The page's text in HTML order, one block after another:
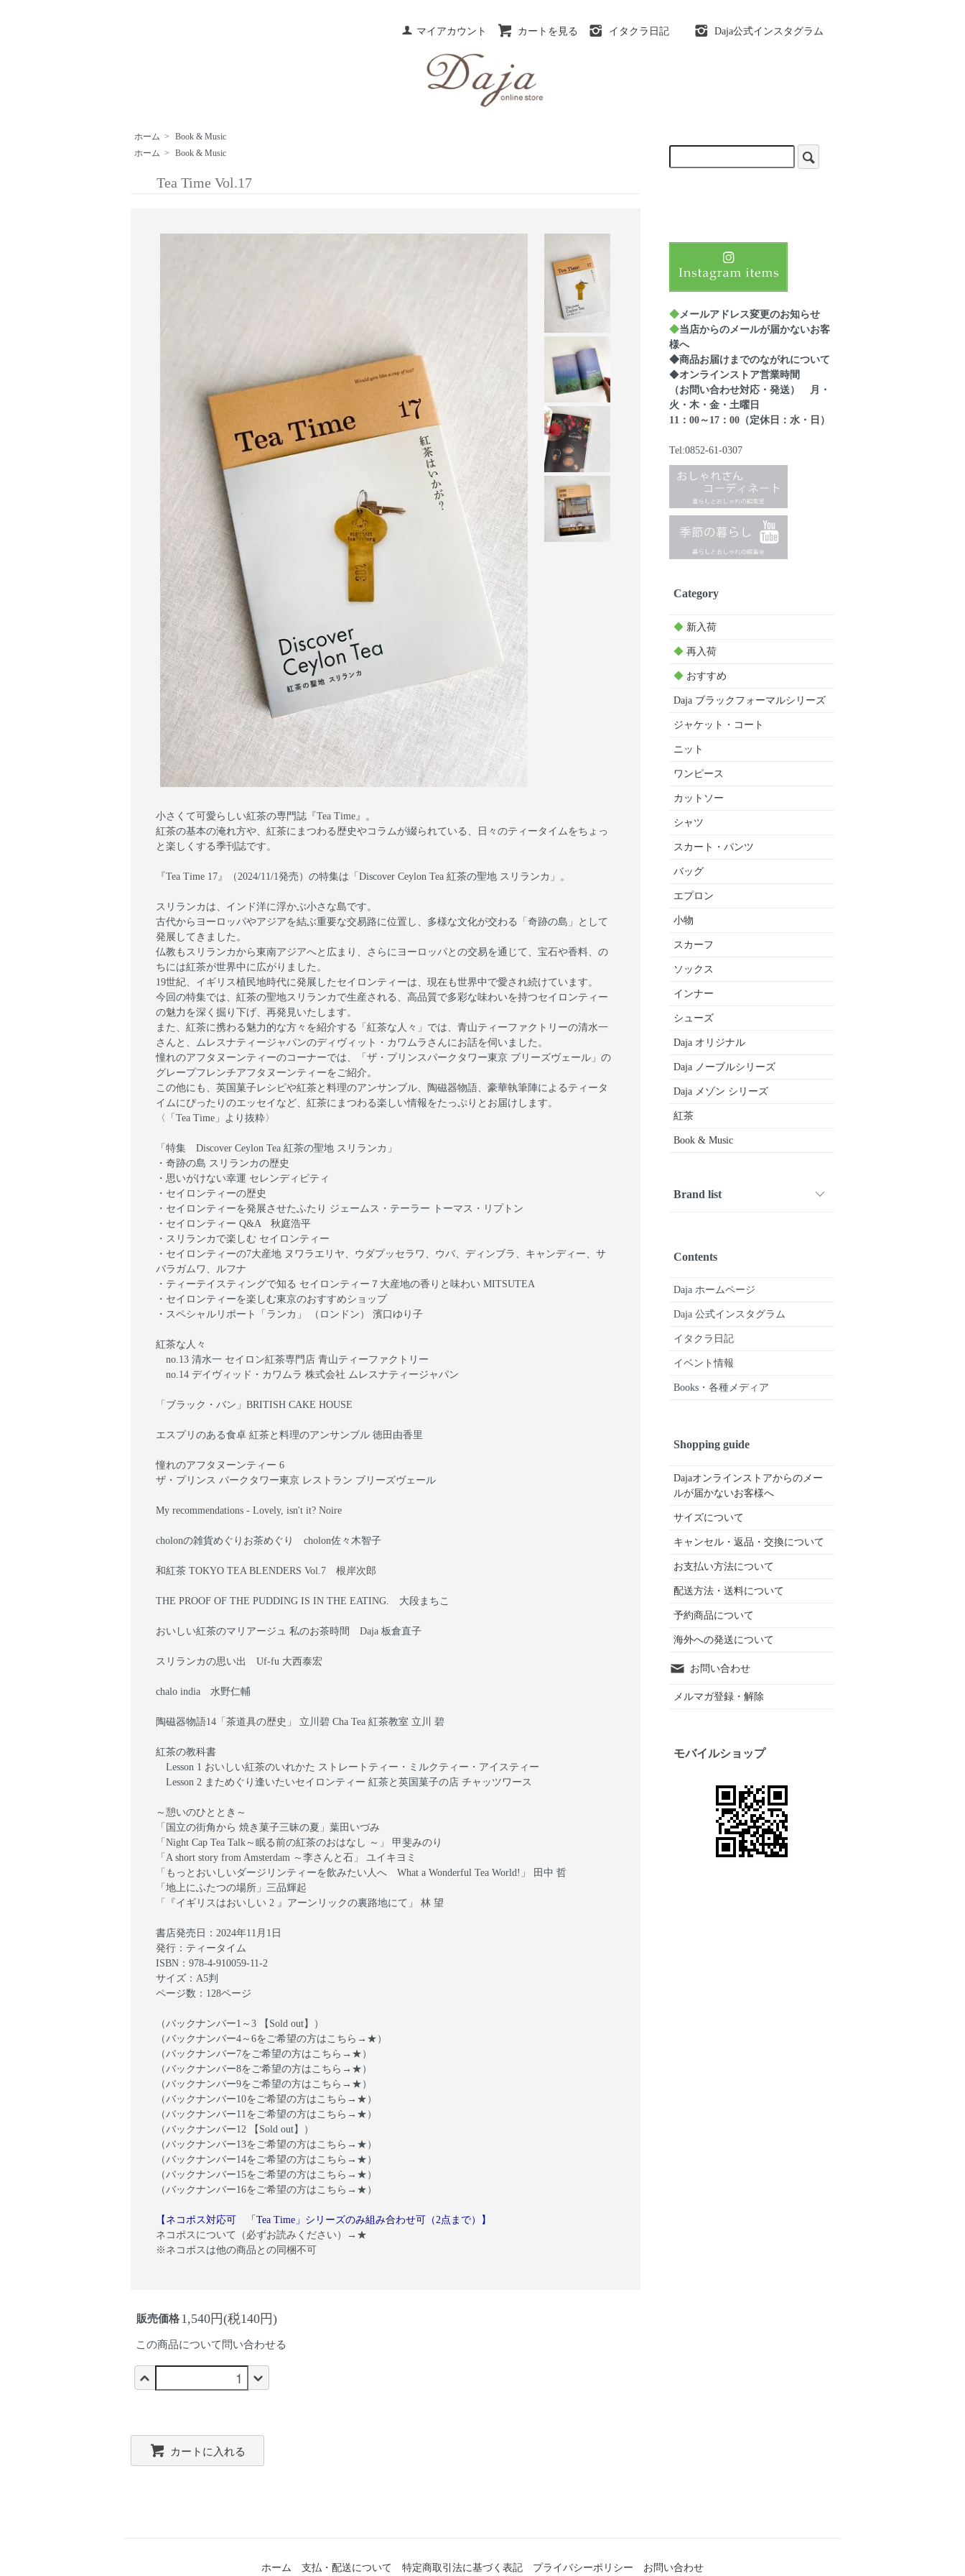
マイアカウント カートを見る イタクラ日記 Daja公式インスタグラム
ホーム >
Book & Music
ホーム > Book & Music
Tea Time Vol.17
小さくて可愛らしい紅茶の専門誌『Tea Time』。
紅茶の基本の淹れ方や、紅茶にまつわる歴史やコラムが綴られている、日々のティータイムをちょっ
と楽しくする季刊誌です。
『Tea Time 17』（2024/11/1発売）の特集は「Discover Ceylon Tea 紅茶の聖地 スリランカ」。
スリランカは、インド洋に浮かぶ小さな島です。
古代からヨーロッパやアジアを結ぶ重要な交易路に位置し、多様な文化が交わる「奇跡の島」として
発展してきました。
仏教もスリランカから東南アジアへと広まり、さらにヨーロッパとの交易を通じて、宝石や香料、の
ちには紅茶が世界中に広がりました。
19世紀、イギリス植民地時代に発展したセイロンティーは、現在も世界中で愛され続けています。
今回の特集では、紅茶の聖地スリランカで生産される、高品質で多彩な味わいを持つセイロンティー
の魅力を深く掘り下げ、再発見いたします。
また、紅茶に携わる魅力的な方々を紹介する「紅茶な人々」では、青山ティーファクトリーの清水一
さんと、ムレスナティージャパンのディヴィット・カワムラさんにお話を伺いました。
憧れのアフタヌーンティーのコーナーでは、「ザ・プリンスパークタワー東京 ブリーズヴェール」の
グレープフレンチアフタヌーンティーをご紹介。
この他にも、英国菓子レシピや紅茶と料理のアンサンブル、陶磁器物語、豪華執筆陣によるティータ
イムにぴったりのエッセイなど、紅茶にまつわる楽しい情報をたっぷりとお届けします。
〈「Tea Time」より抜粋〉
「特集 Discover Ceylon Tea 紅茶の聖地 スリランカ」
・奇跡の島 スリランカの歴史
・思いがけない幸運 セレンディピティ
・セイロンティーの歴史
・セイロンティーを発展させたふたり ジェームス・テーラー トーマス・リプトン
・セイロンティー Q&A 秋庭浩平
・スリランカで楽しむ セイロンティー
・セイロンティーの7大産地 ヌワラエリヤ、ウダプッセラワ、ウバ、ディンブラ、キャンディー、サ
バラガムワ、ルフナ
・ティーテイスティングで知る セイロンティー７大産地の香りと味わい MITSUTEA
・セイロンティーを楽しむ東京のおすすめショップ
・スペシャルリポート「ランカ」 （ロンドン） 濱口ゆり子
紅茶な人々
no.13 清水一 セイロン紅茶専門店 青山ティーファクトリー
no.14 デイヴィッド・カワムラ 株式会社 ムレスナティージャパン
「ブラック・バン」BRITISH CAKE HOUSE
エスプリのある食卓 紅茶と料理のアンサンブル 徳田由香里
憧れのアフタヌーンティー 6
ザ・プリンス パークタワー東京 レストラン ブリーズヴェール
My recommendations - Lovely, isn't it? Noire
cholonの雑貨めぐりお茶めぐり cholon佐々木智子
和紅茶 TOKYO TEA BLENDERS Vol.7 根岸次郎
THE PROOF OF THE PUDDING IS IN THE EATING. 大段まちこ
おいしい紅茶のマリアージュ 私のお茶時間 Daja 板倉直子
スリランカの思い出 Uf-fu 大西泰宏
chalo india 水野仁輔
陶磁器物語14「茶道具の歴史」 立川碧 Cha Tea 紅茶教室 立川 碧
紅茶の教科書
Lesson 1 おいしい紅茶のいれかた ストレートティー・ミルクティー・アイスティー
Lesson 2 まためぐり逢いたいセイロンティー 紅茶と英国菓子の店 チャッツワース
～憩いのひととき～
「国立の街角から 焼き菓子三昧の夏」葉田いづみ
「Night Cap Tea Talk～眠る前の紅茶のおはなし ～」 甲斐みのり
「A short story from Amsterdam ～李さんと石」 ユイキヨミ
「もっとおいしいダージリンティーを飲みたい人へ What a Wonderful Tea World!」 田中 哲
「地上にふたつの場所」三品輝起
「『イギリスはおいしい 2 』アーンリックの裏路地にて」 林 望
書店発売日：2024年11月1日
発行：ティータイム
ISBN：978-4-910059-11-2
サイズ：A5判
ページ数：128ページ
（バックナンバー1～3 【Sold out】）
（バックナンバー4～6をご希望の方はこちら→ ★ ）
（バックナンバー7をご希望の方はこちら→ ★ ）
（バックナンバー8をご希望の方はこちら→ ★ ）
（バックナンバー9をご希望の方はこちら→ ★ ）
（バックナンバー10をご希望の方はこちら→ ★ ）
（バックナンバー11をご希望の方はこちら→ ★ ）
（バックナンバー12 【Sold out】）
（バックナンバー13をご希望の方はこちら→ ★ ）
（バックナンバー14をご希望の方はこちら→ ★ ）
（バックナンバー15をご希望の方はこちら→ ★ ）
（バックナンバー16をご希望の方はこちら→ ★ ）
【ネコポス対応可 「Tea Time」シリーズのみ組み合わせ可（2点まで）】
ネコポスについて（必ずお読みください）→★
※ネコポスは他の商品との同梱不可
販売価格1,540円(税140円)
この商品について問い合わせる
カートに入れる
◆ メールアドレス変更のお知らせ
◆当店からのメールが届かないお客
様へ
◆商品お届けまでのながれについて
◆オンラインストア営業時間
（お問い合わせ対応・発送） 月・
火・木・金・土曜日
11：00～17：00（定休日：水・日）
Tel:0852-61-0307
Category
◆ 新入荷
◆ 再入荷
◆ おすすめ
Daja ブラックフォーマルシリーズ
ジャケット・コート
ニット
ワンピース
カットソー
シャツ
スカート・パンツ
バッグ
エプロン
小物
スカーフ
ソックス
インナー
シューズ
Daja オリジナル
Daja ノーブルシリーズ
Daja メゾン シリーズ
紅茶
Book & Music
Brand list
Contents
Daja ホームページ
Daja 公式インスタグラム
イタクラ日記
イベント情報
Books・各種メディア
Shopping guide
Dajaオンラインストアからのメー
ルが届かないお客様へ
サイズについて
キャンセル・返品・交換について
お支払い方法について
配送方法・送料について
予約商品について
海外への発送について
お問い合わせ
メルマガ登録・解除
モバイルショップ
ホーム 支払・配送について 特定商取引法に基づく表記 プライバシーポリシー お問い合わせ